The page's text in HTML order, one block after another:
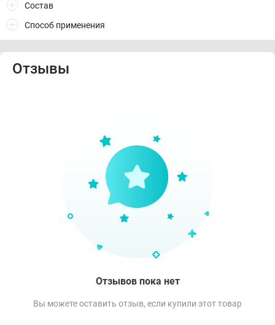
Состав
Способ применения
Отзывы
Отзывов пока нет
Вы можете оставить отзыв, если купили этот товар